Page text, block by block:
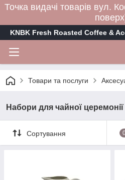
Точка видачі товарів вул.
KNBK Fresh Roasted Coffee &
Товари та послуги
Набори для чайної церемонії
Сортування